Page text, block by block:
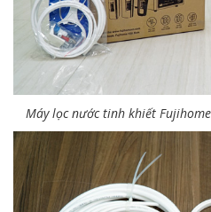
Máy lọc nước tinh khiết